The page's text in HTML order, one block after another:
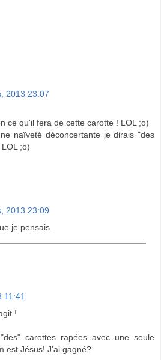
2013 23:07
ce qu'il fera de cette carotte ! LOL ;o)
naïveté déconcertante je dirais "des
;o)
2013 23:09
je pensais.
11:41
!
carottes rapées avec une seule
est Jésus! J'ai gagné?